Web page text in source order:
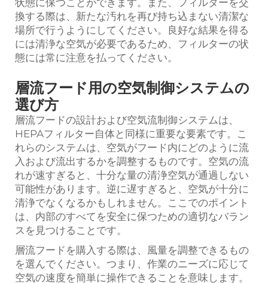
換する際は、新たな汚れを再び持ち込まない清潔な
場所で行うようにしてください。良好な結果を得る
には清浄な空気が必要であるため、フィルターの状
態には常に注意を払ってください。
層流フード用の空気制御システムの
選び方
層流フードの設計および空気流制御システムは、
HEPAフィルター自体と同様に重要な要素です。こ
れらのシステムは、空気がフード内にどのように流
入および流出するかを調整するものです。空気の流
れが速すぎると、十分な量の清浄空気が通過しない
可能性があります。逆に遅すぎると、空気が十分に
清浄でなくなるかもしれません。ここでのポイント
は、内部のすべてを安全に保つための適切なバラン
スを見つけることです。
層流フードを購入する際は、風量を調整できるもの
を選んでください。つまり、作業のニーズに応じて
空気の速度を簡単に操作できることを意味します。